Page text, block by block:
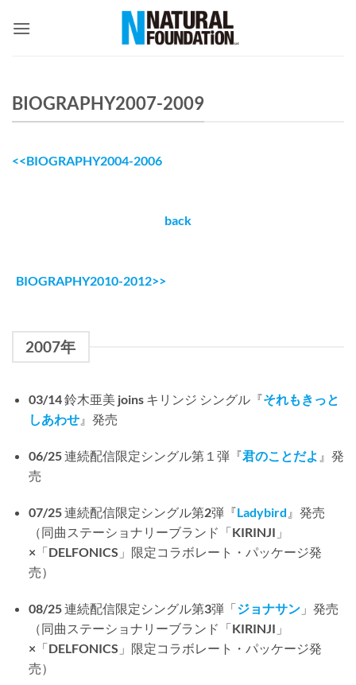
BIOGRAPHY2007-2009
<<BIOGRAPHY2004-2006
back
BIOGRAPHY2010-2012>>
2007年
03/14 鈴木亜美 joins キリンジ シングル『それもきっと
しあわせ』発売
06/25 連続配信限定シングル第１弾『君のことだよ 』発
売
07/25 連続配信限定シングル第2弾『Ladybird 』発売
（同曲ステーショナリーブランド「KIRINJI」
×「DELFONICS」限定コラボレート・パッケージ発
売）
08/25 連続配信限定シングル第3弾「ジョナサン」発売
（同曲ステーショナリーブランド「KIRINJI」
×「DELFONICS」限定コラボレート・パッケージ発
売）